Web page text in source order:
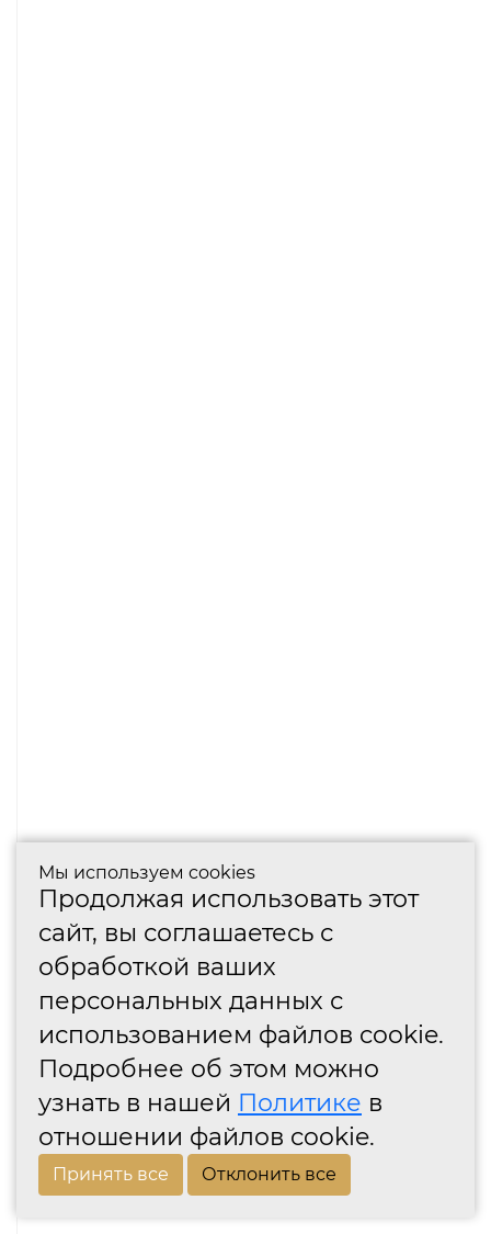
Мы используем cookies
Продолжая использовать этот
сайт, вы соглашаетесь с
обработкой ваших
персональных данных с
использованием файлов cookie.
Подробнее об этом можно
узнать в нашей Политике в
отношении файлов cookie.
Принять все Отклонить все